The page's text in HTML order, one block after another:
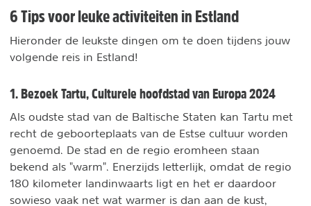
6 Tips voor leuke activiteiten in Estland
Hieronder de leukste dingen om te doen tijdens jouw
volgende reis in Estland!
1. Bezoek Tartu, Culturele hoofdstad van Europa 2024
Als oudste stad van de Baltische Staten kan Tartu met
recht de geboorteplaats van de Estse cultuur worden
genoemd. De stad en de regio eromheen staan
bekend als "warm". Enerzijds letterlijk, omdat de regio
180 kilometer landinwaarts ligt en het er daardoor
sowieso vaak net wat warmer is dan aan de kust,